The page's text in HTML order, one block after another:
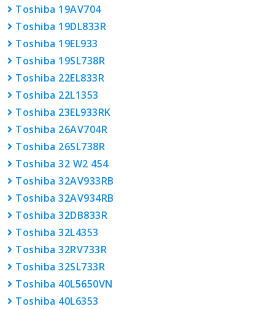
Toshiba 19AV704
Toshiba 19DL833R
Toshiba 19EL933
Toshiba 19SL738R
Toshiba 22EL833R
Toshiba 22L1353
Toshiba 23EL933RK
Toshiba 26AV704R
Toshiba 26SL738R
Toshiba 32 W2 454
Toshiba 32AV933RB
Toshiba 32AV934RB
Toshiba 32DB833R
Toshiba 32L4353
Toshiba 32RV733R
Toshiba 32SL733R
Toshiba 40L5650VN
Toshiba 40L6353